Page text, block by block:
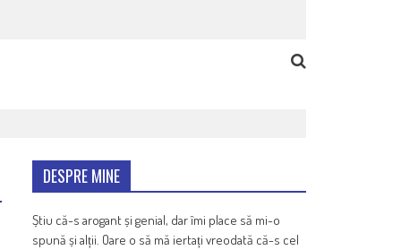
DESPRE MINE
Știu că-s arogant și genial, dar îmi place să mi-o
spună și alții. Oare o să mă iertați vreodată că-s cel